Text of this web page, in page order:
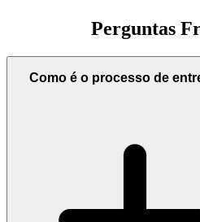
Cobertura médica, dentária e
Perguntas
Como é o processo de